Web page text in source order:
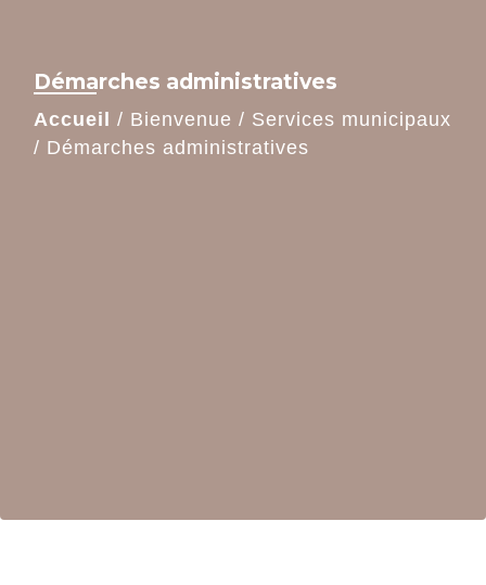
Démarches administratives
Accueil / Bienvenue / Services municipaux
/ Démarches administratives